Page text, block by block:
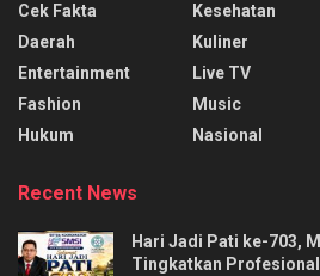
Cek Fakta
Daerah
Entertainment
Fashion
Hukum
Kesehatan
Kuliner
Live TV
Music
Nasional
Recent News
Hari Jadi Pati ke-703,
Tingkatkan